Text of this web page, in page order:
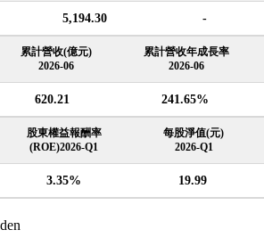
5,194.30 -
累計營收(億元)
2026-06
累計營收年成長率
2026-06
620.21 241.65%
股東權益報酬率
(ROE)2026-Q1
每股淨值(元)
2026-Q1
3.35% 19.99